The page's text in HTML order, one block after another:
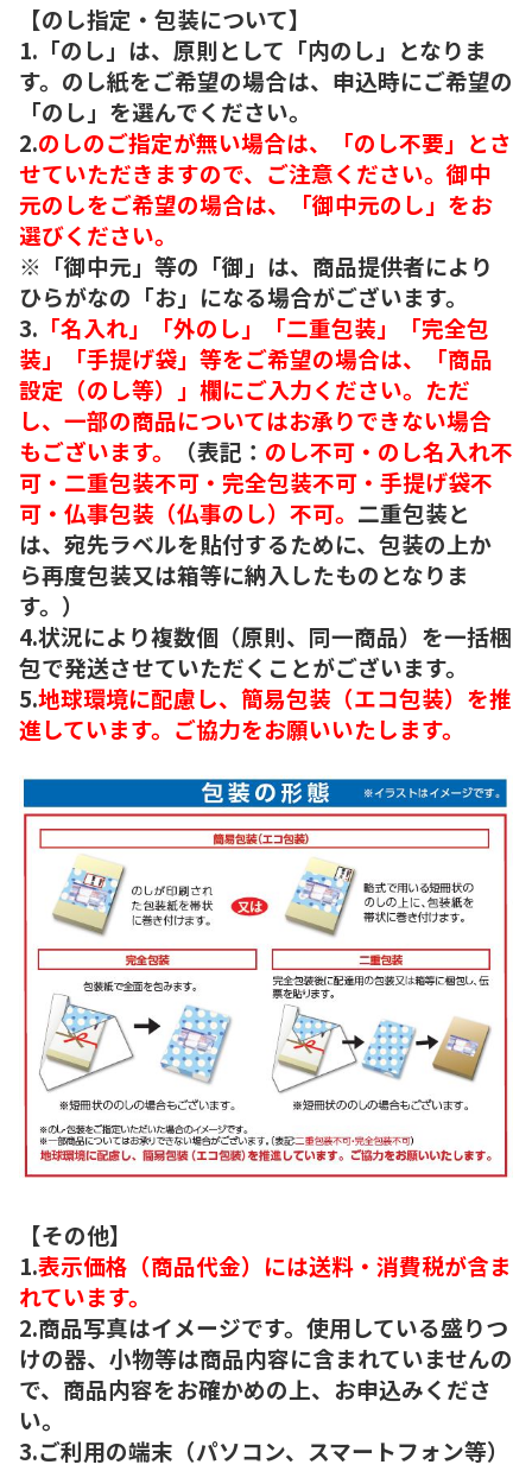
【のし指定・包装について】
1.「のし」は、原則として「内のし」となりま
す。のし紙をご希望の場合は、申込時にご希望の
「のし」を選んでください。
2.のしのご指定が無い場合は、「のし不要」とさ
せていただきますので、ご注意ください。御中
元のしをご希望の場合は、「御中元のし」をお
選びください。
※「御中元」等の「御」は、商品提供者により
ひらがなの「お」になる場合がございます。
3. 「名入れ」「外のし」「二重包装」「完全包
装」「手提げ袋」等をご希望の場合は、「商品
設定（のし等）」欄にご入力ください。ただ
し、一部の商品についてはお承りできない場合
もございます。
（表記： のし不可・のし名入れ不
可・二重包装不可・完全包装不可・手提げ袋不
可・仏事包装（仏事のし）不可。 二重包装と
は、宛先ラベルを貼付するために、包装の上か
ら再度包装又は箱等に納入したものとなりま
す。）
4.状況により複数個（原則、同一商品）を一括梱
包で発送させていただくことがございます。
5.地球環境に配慮し、簡易包装（エコ包装）を推
進しています。ご協力をお願いいたします。
【その他】
1.表示価格（商品代金）には送料・消費税が含ま
れています。
2.商品写真はイメージです。使用している盛りつ
けの器、小物等は商品内容に含まれていませんの
で、商品内容をお確かめの上、お申込みくださ
い。
3.ご利用の端末（パソコン、スマートフォン等）